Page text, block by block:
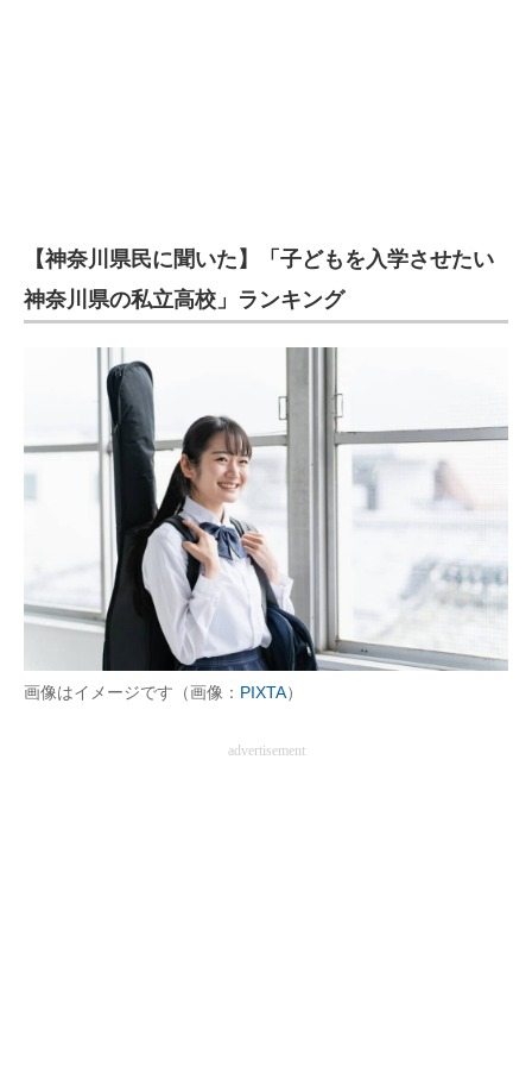
【神奈川県民に聞いた】「子どもを入学させたい
神奈川県の私立高校」ランキング
画像はイメージです（画像： PIXTA）
advertisement